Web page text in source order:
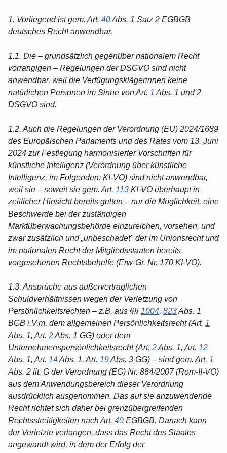
1. Vorliegend ist gem. Art. 40Abs. 1 Satz 2 EGBGB
deutsches Recht anwendbar.
1.1. Die – grundsätzlich gegenüber nationalem Recht
vorrangigen – Regelungen der DSGVO sind nicht
anwendbar, weil die Verfügungsklägerinnen keine
natürlichen Personen im Sinne von Art. 1 Abs. 1 und 2
DSGVO sind.
1.2. Auch die Regelungen der Verordnung (EU) 2024/1689
des Europäischen Parlaments und des Rates vom 13. Juni
2024 zur Festlegung harmonisierter Vorschriften für
künstliche Intelligenz (Verordnung über künstliche
Intelligenz, im Folgenden: KI-VO) sind nicht anwendbar,
weil sie – soweit sie gem. Art. 113 KI-VO überhaupt in
zeitlicher Hinsicht bereits gelten – nur die Möglichkeit, eine
Beschwerde bei der zuständigen
Marktüberwachungsbehörde einzureichen, vorsehen, und
zwar zusätzlich und „unbeschadet" der im Unionsrecht und
im nationalen Recht der Mitgliedsstaaten bereits
vorgesehenen Rechtsbehelfe (Erw-Gr. Nr. 170 KI-VO).
1.3. Ansprüche aus außervertraglichen
Schuldverhältnissen wegen der Verletzung von
Persönlichkeitsrechten – z.B. aus §§ 1004, 823Abs. 1
BGB i.V.m. dem allgemeinen Persönlichkeitsrecht (Art. 1
Abs. 1, Art. 2Abs. 1 GG) oder dem
Unternehmenspersönlichkeitsrecht (Art. 2Abs. 1, Art. 12
Abs. 1, Art. 14Abs. 1, Art. 19Abs. 3 GG) – sind gem. Art. 1
Abs. 2 lit. G der Verordnung (EG) Nr. 864/2007 (Rom-II-VO)
aus dem Anwendungsbereich dieser Verordnung
ausdrücklich ausgenommen. Das auf sie anzuwendende
Recht richtet sich daher bei grenzübergreifenden
Rechtsstreitigkeiten nach Art. 40 EGBGB. Danach kann
der Verletzte verlangen, dass das Recht des Staates
angewandt wird, in dem der Erfolg der